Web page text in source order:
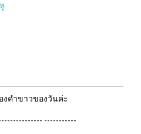
งคำขาวของวันค่ะ
-----------